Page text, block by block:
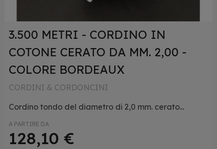
3.500 METRI - CORDINO IN
COTONE CERATO DA MM. 2,00 -
COLORE BORDEAUX
CORDINI & CORDONCINI
Cordino tondo del diametro di 2,0 mm. cerato...
A PARTIRE DA
128,10 €